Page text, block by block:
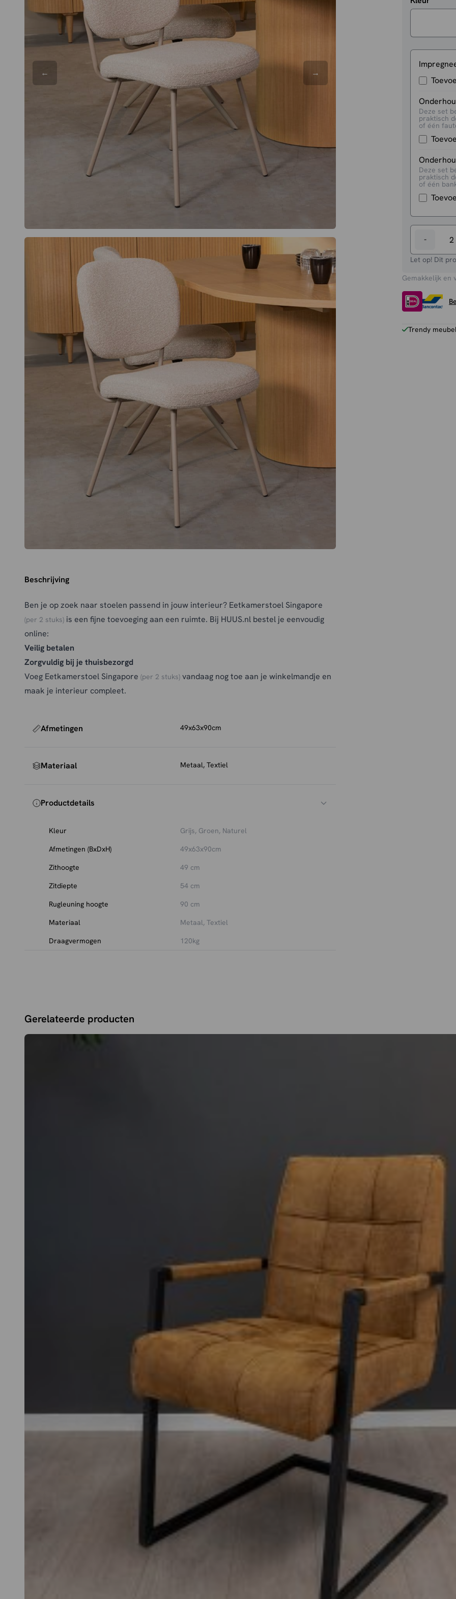
Deze set
praktisch
of één
Deze set
praktisch
of één
-
Singapore
Let op! Dit
Gemakkelijk en
Trendy
Beschrijving
Ben je op zoek naar stoelen passend in jouw interieur? Eetkamerstoel Singapore
(per 2 stuks) is een fijne toevoeging aan een ruimte. Bij HUUS.nl bestel je eenvoudig
online:
Veilig betalen
Zorgvuldig bij je thuisbezorgd
Voeg Eetkamerstoel Singapore (per 2 stuks) vandaag nog toe aan je winkelmandje en
maak je interieur compleet.
Afmetingen 49x63x90cm
Materiaal Metaal, Textiel
Productdetails
Kleur
Grijs, Groen, Naturel
Afmetingen (BxDxH)
49x63x90cm
Zithoogte
49 cm
Zitdiepte
54 cm
Rugleuning hoogte
90 cm
Materiaal
Metaal, Textiel
Draagvermogen
120kg
Gerelateerde producten